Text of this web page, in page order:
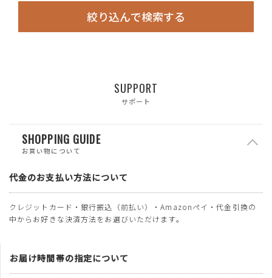
絞り込んで検索する
SUPPORT
サポート
SHOPPING GUIDE
お買い物について
代金のお支払い方法について
クレジットカード・銀行振込（前払い）・Amazonペイ・代金引換の
中からお好きな決済方法をお選びいただけます。
お届け時間帯の指定について